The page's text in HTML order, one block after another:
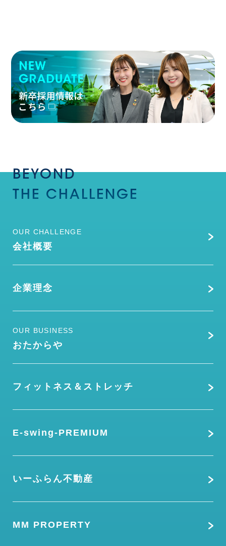
BEYOND
THE CHALLENGE
OUR CHALLENGE
会社概要
企業理念
OUR BUSINESS
おたからや
フィットネス＆ストレッチ
E-swing-PREMIUM
いーふらん不動産
MM PROPERTY